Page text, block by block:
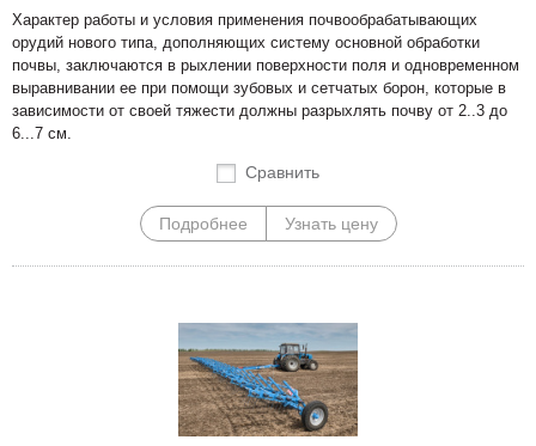
Характер работы и условия применения почвообрабатывающих
орудий нового типа, дополняющих систему основной обработки
почвы, заключаются в рыхлении поверхности поля и одновременном
выравнивании ее при помощи зубовых и сетчатых борон, которые в
зависимости от своей тяжести должны разрыхлять почву от 2..3 до
6...7 см.
Сравнить
Подробнее Узнать цену